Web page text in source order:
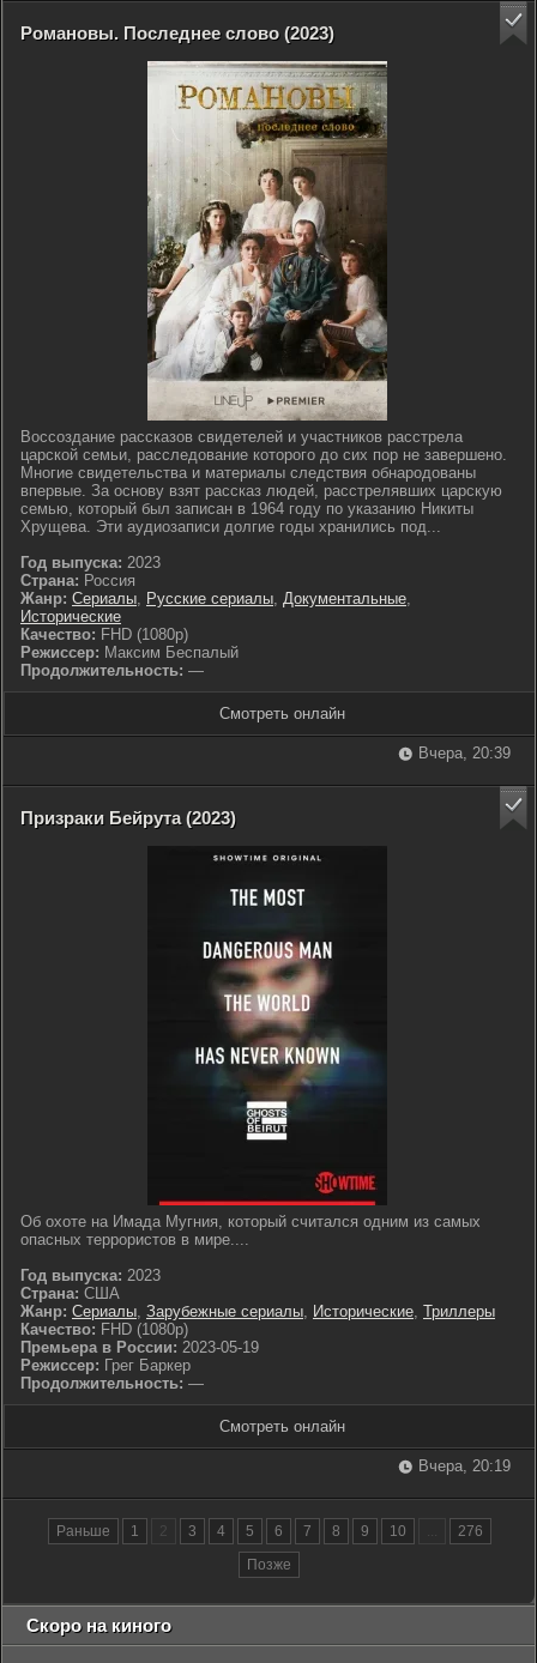
Романовы. Последнее слово (2023)
Воссоздание рассказов свидетелей и участников расстрела
царской семьи, расследование которого до сих пор не завершено.
Многие свидетельства и материалы следствия обнародованы
впервые. За основу взят рассказ людей, расстрелявших царскую
семью, который был записан в 1964 году по указанию Никиты
Хрущева. Эти аудиозаписи долгие годы хранились под...
Год выпуска: 2023
Страна: Россия
Жанр: Сериалы, Русские сериалы, Документальные,
Исторические
Качество: FHD (1080p)
Режиссер: Максим Беспалый
Продолжительность: —
Смотреть онлайн
Вчера, 20:39
Призраки Бейрута (2023)
Об охоте на Имада Мугния, который считался одним из самых
опасных террористов в мире....
Год выпуска: 2023
Страна: США
Жанр: Сериалы, Зарубежные сериалы, Исторические, Триллеры
Качество: FHD (1080p)
Премьера в России: 2023-05-19
Режиссер: Грег Баркер
Продолжительность: —
Смотреть онлайн
Вчера, 20:19
Раньше 1 2 3 4 5 6 7 8 9 10 ...
276
Позже
Скоро на киного